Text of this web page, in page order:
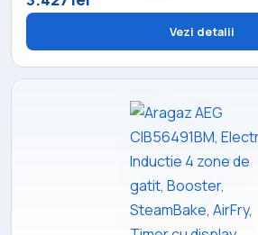
Vezi detalii